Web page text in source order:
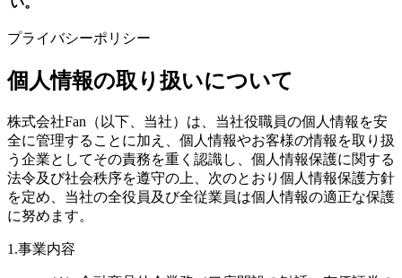
プライバシーポリシー
個人情報の取り扱いについて
株式会社Fan（以下、当社）は、当社役職員の個人情報を安
全に管理することに加え、個人情報やお客様の情報を取り扱
う企業としてその責務を重く認識し、個人情報保護に関する
法令及び社会秩序を遵守の上、次のとおり個人情報保護方針
を定め、当社の全役員及び全従業員は個人情報の適正な保護
に努めます。
1.事業内容